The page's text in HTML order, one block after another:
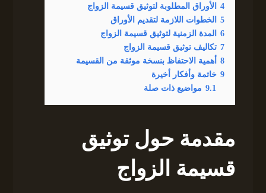
4
الأوراق المطلوبة لتوثيق قسيمة الزواج
5
الخطوات اللازمة لتقديم الأوراق
6
المدة الزمنية لتوثيق قسيمة الزواج
7 تكاليف توثيق قسيمة الزواج
8
أهمية الاحتفاظ بنسخة موثقة من القسيمة
9 خاتمة وأفكار أخيرة
9.1 مواضيع ذات صلة
مقدمة حول توثيق
قسيمة الزواج